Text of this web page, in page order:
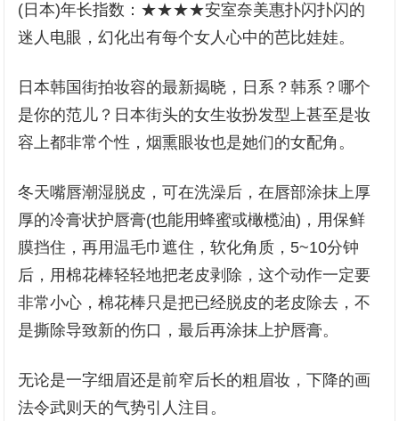
(日本)年长指数：★★★★安室奈美惠扑闪扑闪的
迷人电眼，幻化出有每个女人心中的芭比娃娃。
日本韩国街拍妆容的最新揭晓，日系？韩系？哪个
是你的范儿？日本街头的女生妆扮发型上甚至是妆
容上都非常个性，烟熏眼妆也是她们的女配角。
冬天嘴唇潮湿脱皮，可在洗澡后，在唇部涂抹上厚
厚的冷膏状护唇膏(也能用蜂蜜或橄榄油)，用保鲜
膜挡住，再用温毛巾遮住，软化角质，5~10分钟
后，用棉花棒轻轻地把老皮剥除，这个动作一定要
非常小心，棉花棒只是把已经脱皮的老皮除去，不
是撕除导致新的伤口，最后再涂抹上护唇膏。
无论是一字细眉还是前窄后长的粗眉妆，下降的画
法令武则天的气势引人注目。